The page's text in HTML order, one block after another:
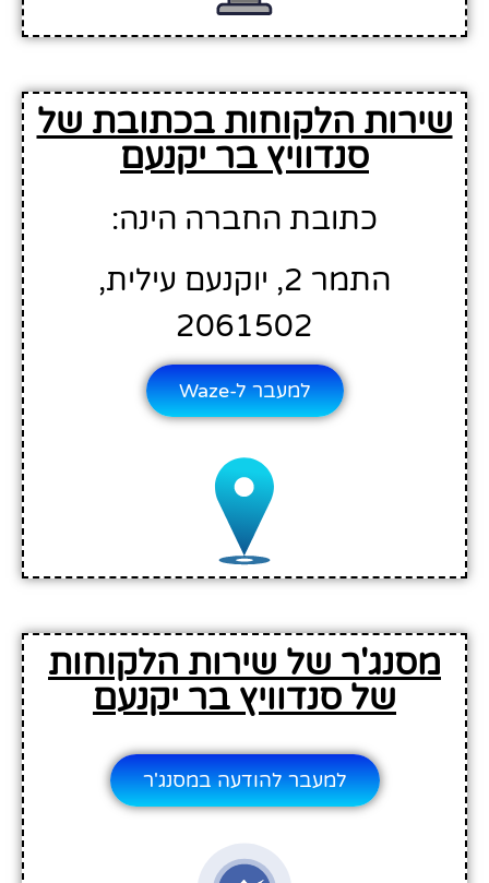
שירות הלקוחות בכתובת של
סנדוויץ בר יקנעם
כתובת החברה הינה:
התמר 2, יוקנעם עילית,
2061502
למעבר ל-Waze
מסנג'ר של שירות הלקוחות
של סנדוויץ בר יקנעם
למעבר להודעה במסנג'ר